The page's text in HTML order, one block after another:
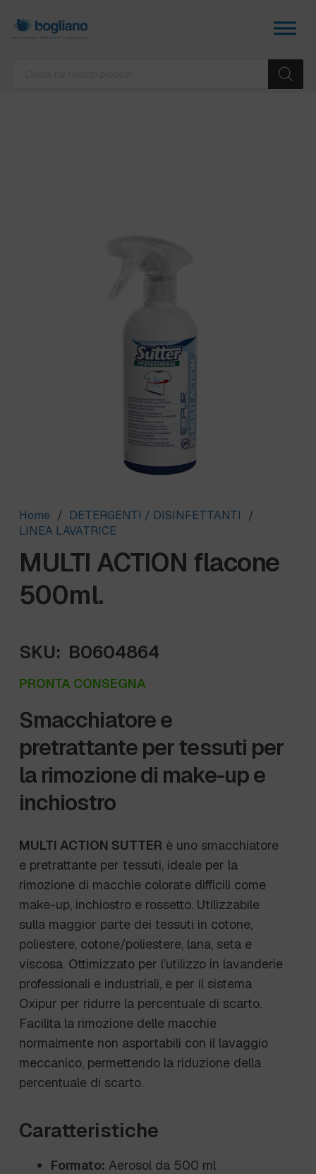
Home / DETERGENTI / DISINFETTANTI
/
LINEA LAVATRICE
MULTI ACTION flacone
500ml.
SKU: B0604864
PRONTA CONSEGNA
Smacchiatore e
pretrattante per tessuti per
la rimozione di make-up e
inchiostro
MULTI ACTION SUTTER è uno smacchiatore
e pretrattante per tessuti, ideale per la
rimozione di macchie colorate difficili come
make-up, inchiostro e rossetto. Utilizzabile
sulla maggior parte dei tessuti in cotone,
poliestere, cotone/poliestere, lana, seta e
viscosa. Ottimizzato per l’utilizzo in lavanderie
professionali e industriali, e per il sistema
Oxipur per ridurre la percentuale di scarto.
Facilita la rimozione delle macchie
normalmente non asportabili con il lavaggio
meccanico, permettendo la riduzione della
percentuale di scarto.
Caratteristiche
Formato: Aerosol da 500 ml